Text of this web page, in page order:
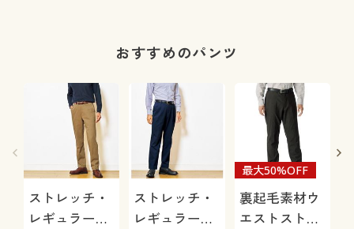
おすすめのパンツ
ストレッチ・
レギュラーフ
ストレッチ・
レギュラーフ
裏起毛素材ウ
エストストレ
最大50%OFF